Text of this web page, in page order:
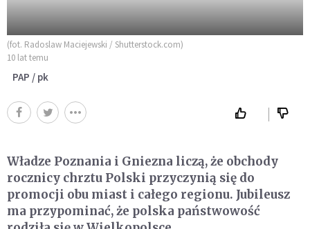
(fot. Radoslaw Maciejewski / Shutterstock.com)
10 lat temu
PAP / pk
Władze Poznania i Gniezna liczą, że obchody
rocznicy chrztu Polski przyczynią się do
promocji obu miast i całego regionu. Jubileusz
ma przypominać, że polska państwowość